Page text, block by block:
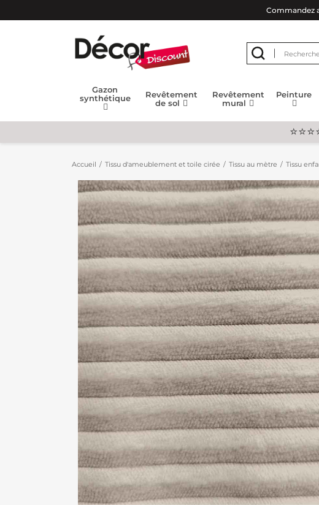
Commandez
Gazon
synthétique
Revêtement
de sol
Revêtement
mural
Peinture
Accueil Tissu d'ameublement et toile cirée Tissu au mètre Tissu